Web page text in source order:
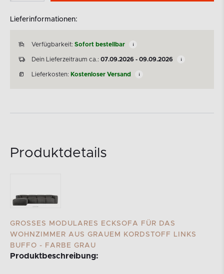
Lieferinformationen:
Verfügbarkeit: Sofort bestellbar
Dein Lieferzeitraum ca.: 07.09.2026 - 09.09.2026
Lieferkosten: Kostenloser Versand
Produktdetails
GROSSES MODULARES ECKSOFA FÜR DAS W
OHNZIMMER AUS GRAUEM KORDSTOFF LINKS B
UFFO - FARBE GRAU
Produktbeschreibung: